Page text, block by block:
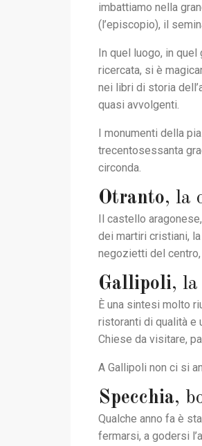
imbattiamo nella
(l’episcopio), il
In quel luogo, in
ricercata, si è
nei libri di storia
quasi avvolgenti.
I monumenti della
trecentosessanta
circonda.
Otranto, la
Il castello
dei martiri cristiani,
negozietti del
Gallipoli, la
È una sintesi molto
ristoranti di qualità e
Chiese da visitare,
A Gallipoli non ci si
Specchia,
Qualche anno fa è
fermarsi, a godersi